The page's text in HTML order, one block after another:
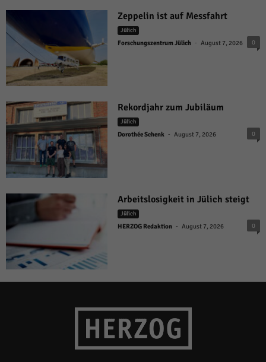
Zeppelin ist auf Messfahrt
Jülich
Forschungszentrum Jülich - August 7, 2026 0
Rekordjahr zum Jubiläum
Jülich
Dorothée Schenk - August 7, 2026 0
Arbeitslosigkeit in Jülich steigt
Jülich
HERZOG Redaktion - August 7, 2026 0